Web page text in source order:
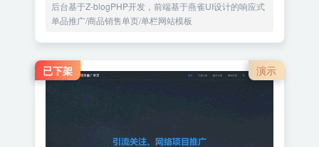
后台基于Z-blogPHP开发，前端基于燕雀UI设计的响应式
单品推广/商品销售单页/单栏网站模板
演示
已下架